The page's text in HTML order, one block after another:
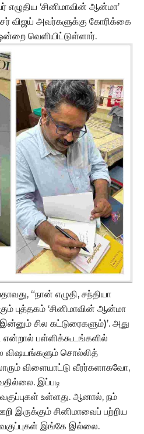
எழுதிய ‘சினிமாவின் ஆன்மா’
விஜய் அவர்களுக்கு கோரிக்கை
வெளியிட்டுள்ளார்.
“நான் எழுதி, சந்தியா
புத்தகம் ‘சினிமாவின் ஆன்மா
சில கட்டுரைகளும்)’. அது
பள்ளிக்கூடங்களில்
விஷயங்களும் சொல்லித்
விளையாட்டு வீரர்களாகவோ,
இப்படி
உள்ளது. ஆனால், நம்
இருக்கும் சினிமாவைப் பற்றிய
வகுப்புகள் இங்கே இல்லை.